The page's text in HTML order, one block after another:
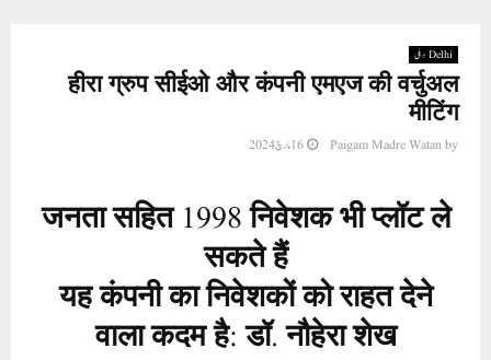
Delhi دہلی
हीरा ग्रुप सीईओ और कंपनी एमएज की वर्चुअल
मीटिंग
by
Paigam Madre Watan 16 مارچ 2024
जनता सहित 1998 निवेशक भी प्लॉट ले
सकते हैं
यह कंपनी का निवेशकों को राहत देने
वाला कदम है: डॉ. नौहेरा शेख